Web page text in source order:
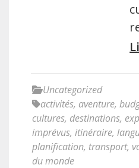
Uncategorized
activités, aventure,
cultures, destinations,
imprévus, itinéraire,
planification, transport,
du monde